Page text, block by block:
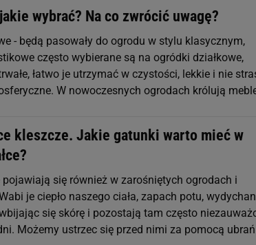
wybrać? Na co zwrócić uwagę?
- będą pasowały do ogrodu w stylu klasycznym,
często wybierane są na ogródki działkowe,
łatwo je utrzymać w czystości, lekkie i nie
W nowoczesnych ogrodach królują
kleszcze. Jakie gatunki warto mieć w
się również w zarośniętych ogrodach i
je ciepło naszego ciała, zapach potu,
się skórę i pozostają tam często
Możemy ustrzec się przed nimi za pomocą ubrań